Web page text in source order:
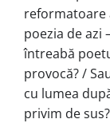
reformatoare
poezia de azi
întreabă
provocă? /
cu lumea
privim de